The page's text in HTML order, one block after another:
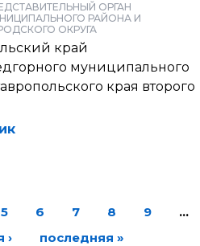
ОРГАН
РАЙОНА И
ОКРУГА
край
муниципального
края второго
5 6 7 8 9
…
›
последняя »